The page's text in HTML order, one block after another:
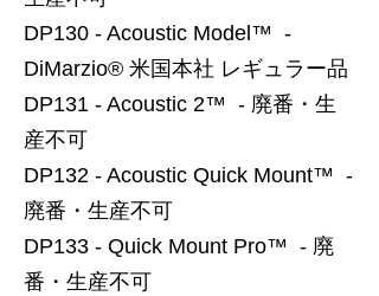
DP130 - Acoustic Model™ -
DiMarzio® 米国本社 レギュラー品
DP131 - Acoustic 2™ - 廃番・生
産不可
DP132 - Acoustic Quick Mount™ -
廃番・生産不可
DP133 - Quick Mount Pro™ - 廃
番・生産不可